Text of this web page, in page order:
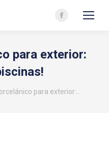
Facebook
opens
in
window
para exterior:
para exterior:…